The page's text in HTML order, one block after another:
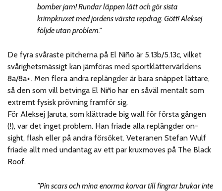
bomber jam! Rundar läppen lätt och gör sista
krimpkruxet med jordens värsta repdrag. Gött! Aleksej
följde utan problem.”
De fyra svåraste pitcherna på El Niño är 5.13b/5.13c, vilket
svårighetsmässigt kan jämföras med sportklättervärldens
8a/8a+. Men flera andra replängder är bara snäppet lättare,
så den som vill betvinga El Niño har en såväl mentalt som
extremt fysisk prövning framför sig.
För Aleksej Jaruta, som klättrade big wall för första gången
(!), var det inget problem. Han friade alla replängder on-
sight, flash eller på andra försöket. Veteranen Stefan Wulf
friade allt med undantag av ett par kruxmoves på The Black
Roof.
”Pin scars och mina enorma korvar till fingrar brukar inte